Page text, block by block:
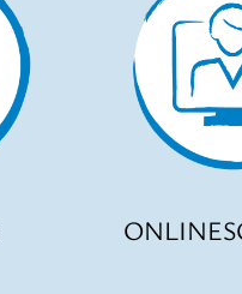
ONLINE